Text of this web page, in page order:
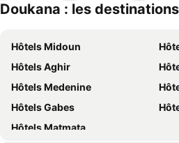
Doukana : les
Hôtels Midoun
Hôtels Aghir
Hôtels Medenine
Hôtels Gabes
Hôtels Matmata